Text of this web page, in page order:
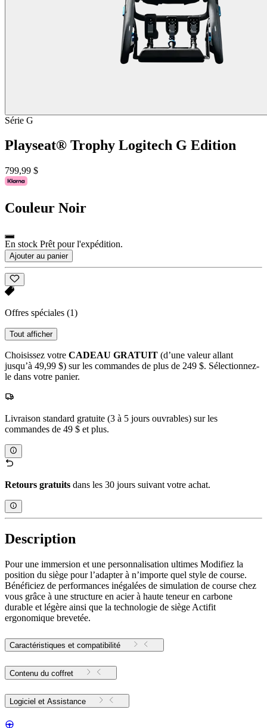
Série G
Playseat® Trophy Logitech G Edition
799,99 $
Couleur Noir
En stock Prêt pour l'expédition.
Ajouter au panier
Offres spéciales (1)
Tout afficher
Choisissez votre CADEAU GRATUIT (d’une valeur allant
jusqu’à 49,99 $) sur les commandes de plus de 249 $. Sélectionnez-
le dans votre panier.
Livraison standard gratuite (3 à 5 jours ouvrables) sur les
commandes de 49 $ et plus.
Retours gratuits dans les 30 jours suivant votre achat.
Description
Pour une immersion et une personnalisation ultimes Modifiez la
position du siège pour l’adapter à n’importe quel style de course.
Bénéficiez de performances inégalées de simulation de course chez
vous grâce à une structure en acier à haute teneur en carbone
durable et légère ainsi que la technologie de siège Actifit
ergonomique brevetée.
Caractéristiques et compatibilité
Contenu du coffret
Logiciel et Assistance